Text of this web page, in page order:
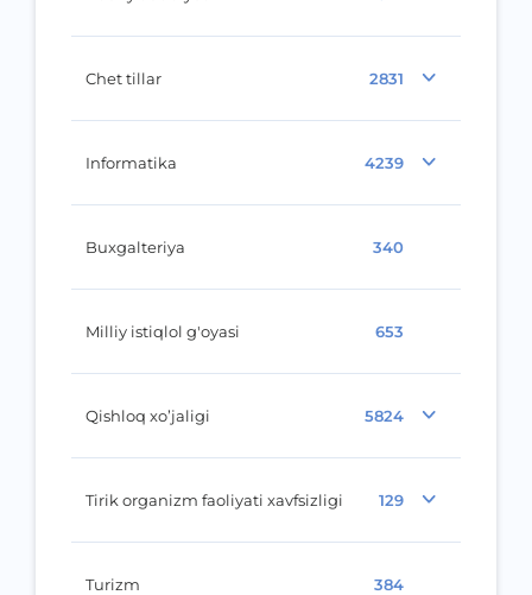
Chet tillar 2831
Informatika 4239
Buxgalteriya 340
Milliy istiqlol g'oyasi 653
Qishloq xo’jaligi 5824
Tirik organizm faoliyati xavfsizligi 129
Turizm 384